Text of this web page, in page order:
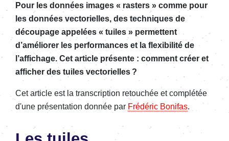
Pour les données images « rasters » comme pour
les données vectorielles, des techniques de
découpage appelées « tuiles » permettent
d’améliorer les performances et la flexibilité de
l’affichage. Cet article présente : comment créer et
afficher des tuiles vectorielles ?
Cet article est la transcription retouchée et complétée
d'une présentation donnée par Frédéric Bonifas.